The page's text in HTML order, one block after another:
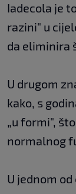
Iadecola je
razini" u
da eliminira
U drugom
kako, s
„u formi",
normalnog
U jednom